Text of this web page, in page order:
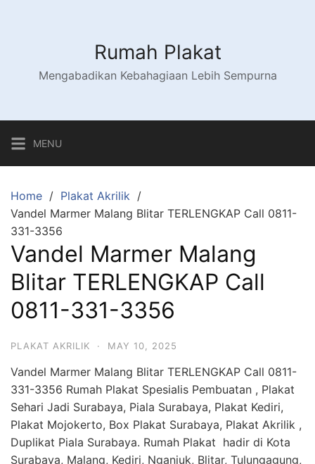
Rumah Plakat
Mengabadikan Kebahagiaan Lebih Sempurna
MENU
Home
Plakat Akrilik
Vandel Marmer Malang Blitar TERLENGKAP Call 0811-
331-3356
Vandel Marmer Malang
Blitar TERLENGKAP Call
0811-331-3356
PLAKAT AKRILIK · MAY 10, 2025
Vandel Marmer Malang Blitar TERLENGKAP Call 0811-
331-3356 Rumah Plakat Spesialis Pembuatan , Plakat
Sehari Jadi Surabaya, Piala Surabaya, Plakat Kediri,
Plakat Mojokerto, Box Plakat Surabaya, Plakat Akrilik ,
Duplikat Piala Surabaya. Rumah Plakat hadir di Kota
Surabaya, Malang, Kediri, Nganjuk, Blitar, Tulungagung,